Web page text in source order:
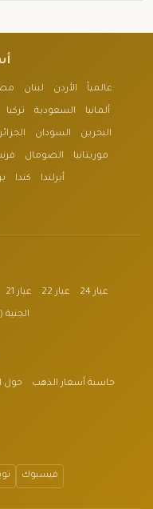
عالمياً الأردن لبنان
ألمانيا السعودية تركيا
البحرين السودان الجزائر
موريتانيا الصومال
أيرلندا كندا
عيار 24 عيار 22 عيار 21
الجنية (24K)
حاسبة أسعار الذهب حول
فيسبوك